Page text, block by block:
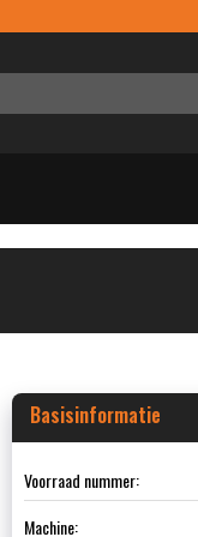
Basisinformatie
Voorraad nummer:
Machine: